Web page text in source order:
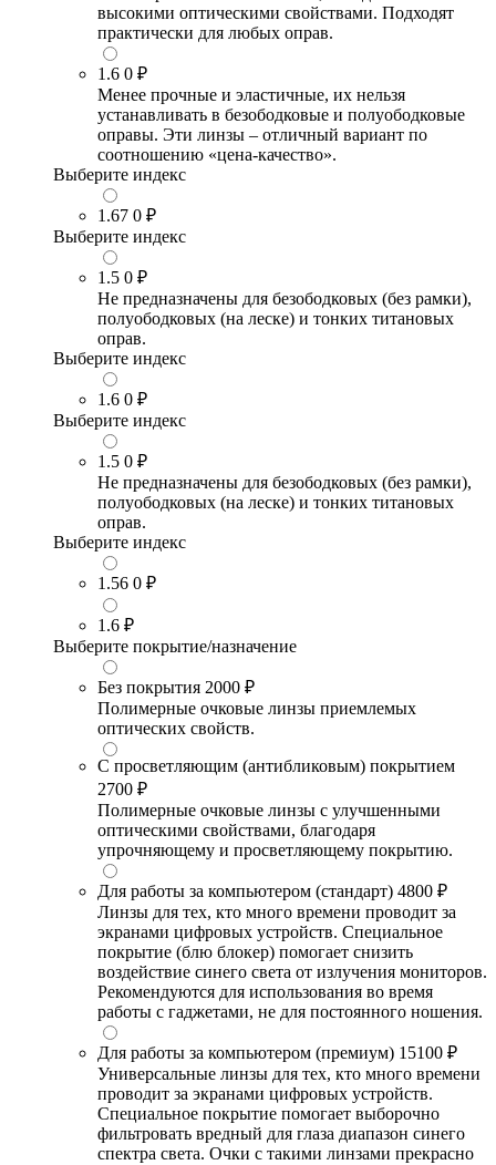
высокими оптическими свойствами. Подходят
практически для любых оправ.
1.6 0 ₽
Менее прочные и эластичные, их нельзя
устанавливать в безободковые и полуободковые
оправы. Эти линзы – отличный вариант по
соотношению «цена-качество».
Выберите индекс
1.67 0 ₽
Выберите индекс
1.5 0 ₽
Не предназначены для безободковых (без рамки),
полуободковых (на леске) и тонких титановых
оправ.
Выберите индекс
1.6 0 ₽
Выберите индекс
1.5 0 ₽
Не предназначены для безободковых (без рамки),
полуободковых (на леске) и тонких титановых
оправ.
Выберите индекс
1.56 0 ₽
1.6 ₽
Выберите покрытие/назначение
Без покрытия 2000 ₽
Полимерные очковые линзы приемлемых
оптических свойств.
С просветляющим (антибликовым) покрытием
2700 ₽
Полимерные очковые линзы с улучшенными
оптическими свойствами, благодаря
упрочняющему и просветляющему покрытию.
Для работы за компьютером (стандарт) 4800 ₽
Линзы для тех, кто много времени проводит за
экранами цифровых устройств. Специальное
покрытие (блю блокер) помогает снизить
воздействие синего света от излучения мониторов.
Рекомендуются для использования во время
работы с гаджетами, не для постоянного ношения.
Для работы за компьютером (премиум) 15100 ₽
Универсальные линзы для тех, кто много времени
проводит за экранами цифровых устройств.
Специальное покрытие помогает выборочно
фильтровать вредный для глаза диапазон синего
спектра света. Очки с такими линзами прекрасно